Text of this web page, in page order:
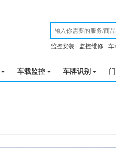
监控安装 监控维修 车
车载监控 车牌识别